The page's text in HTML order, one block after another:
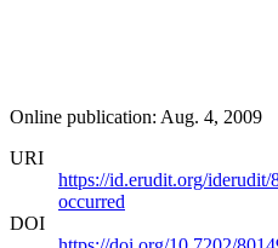
Online publication: Aug. 4, 2009
URI
https://id.erudit.org/iderudit/
occurred
DOI